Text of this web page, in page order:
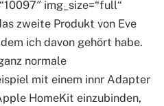
img_size=“full“
zweite Produkt von Eve
ich davon gehört habe.
normale
mit einem innr Adapter
HomeKit einzubinden,